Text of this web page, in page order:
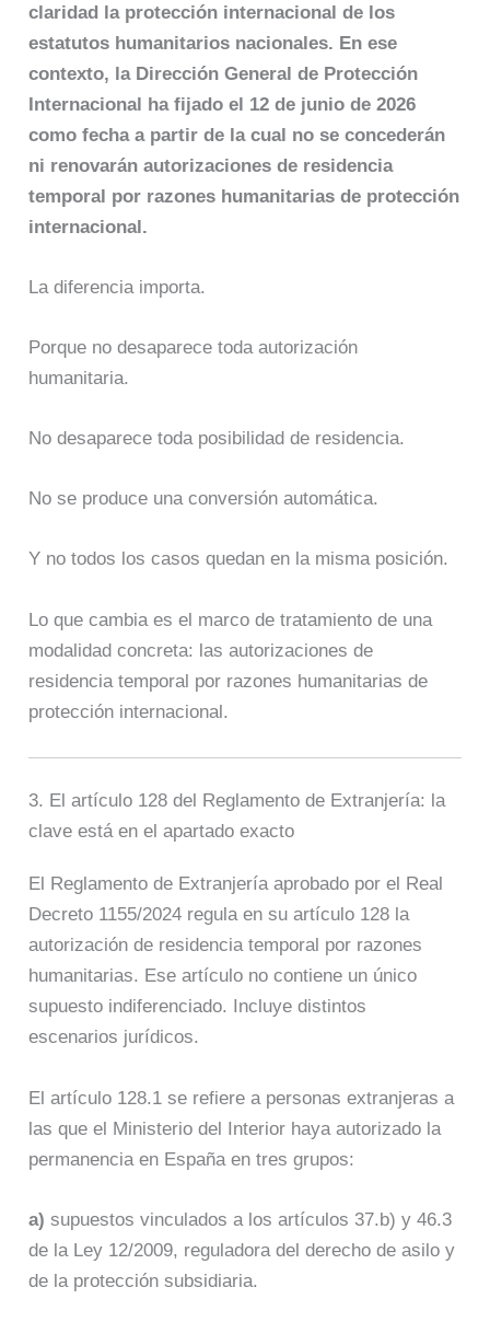
claridad la protección internacional de los
estatutos humanitarios nacionales. En ese
contexto, la Dirección General de Protección
Internacional ha fijado el 12 de junio de 2026
como fecha a partir de la cual no se concederán
ni renovarán autorizaciones de residencia
temporal por razones humanitarias de protección
internacional.
La diferencia importa.
Porque no desaparece toda autorización
humanitaria.
No desaparece toda posibilidad de residencia.
No se produce una conversión automática.
Y no todos los casos quedan en la misma posición.
Lo que cambia es el marco de tratamiento de una
modalidad concreta: las autorizaciones de
residencia temporal por razones humanitarias de
protección internacional.
3. El artículo 128 del Reglamento de Extranjería: la
clave está en el apartado exacto
El Reglamento de Extranjería aprobado por el Real
Decreto 1155/2024 regula en su artículo 128 la
autorización de residencia temporal por razones
humanitarias. Ese artículo no contiene un único
supuesto indiferenciado. Incluye distintos
escenarios jurídicos.
El artículo 128.1 se refiere a personas extranjeras a
las que el Ministerio del Interior haya autorizado la
permanencia en España en tres grupos:
a) supuestos vinculados a los artículos 37.b) y 46.3
de la Ley 12/2009, reguladora del derecho de asilo y
de la protección subsidiaria.